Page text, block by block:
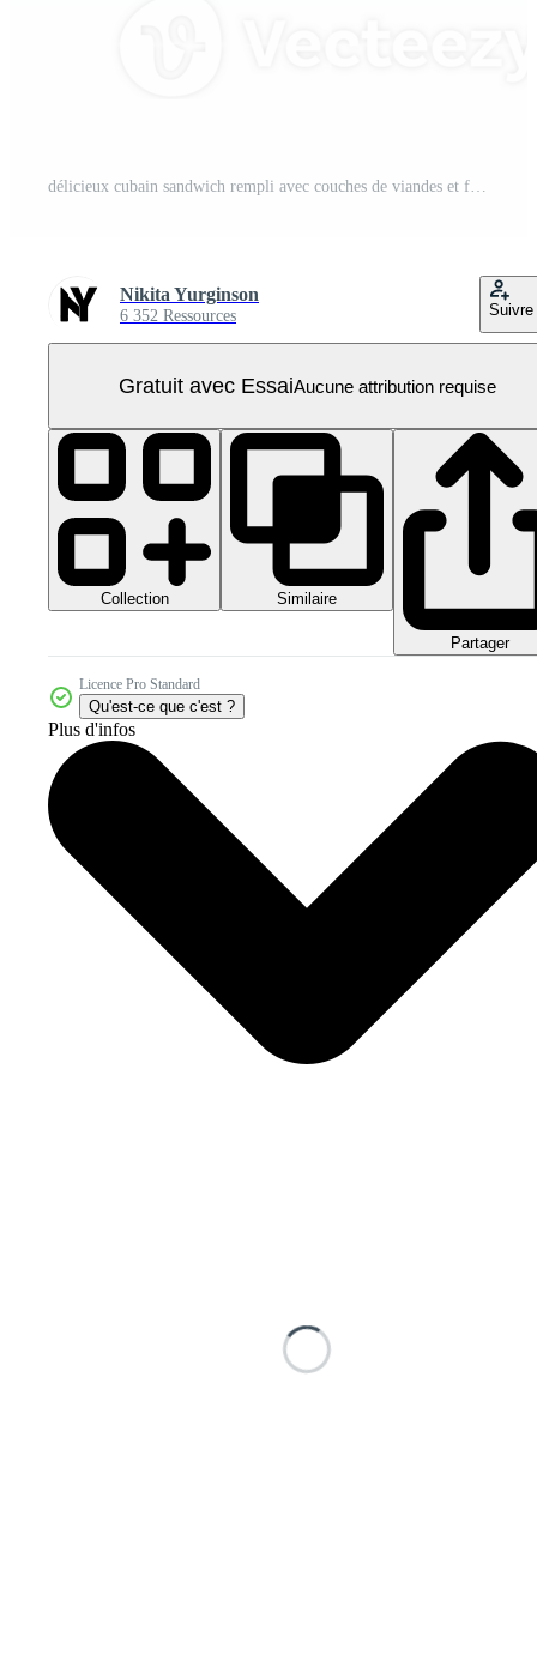
délicieux cubain sandwich rempli avec couches de viandes et fromage prêt à être apprécié PNG Pro
Nikita Yurginson
6 352 Ressources Suivre
Gratuit avec EssaiAucune attribution requise
Collection Similaire
Partager
Licence Pro Standard
Qu'est-ce que c'est ?
Plus d'infos